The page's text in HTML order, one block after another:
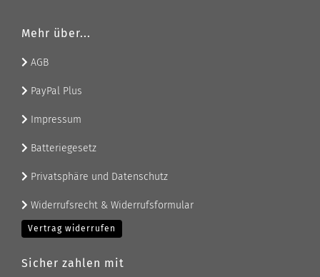
Mehr über...
AGB
PayPal Plus
Impressum
Batteriegesetz
Privatsphäre und Datenschutz
Widerrufsrecht & Widerrufsformular
Vertrag widerrufen
Sicher zahlen mit